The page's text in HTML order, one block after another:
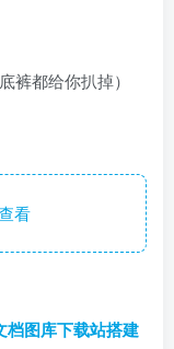
裤都给你扒掉）
看
档图库下载站搭建